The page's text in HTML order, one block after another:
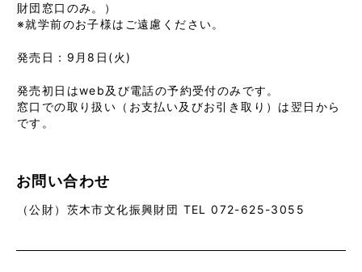
財団窓口のみ。）
※就学前のお子様はご遠慮ください。
発売日：9月8日(火)
発売初日はweb及び電話の予約受付のみです。
窓口での取り扱い（お支払い及びお引き取り）は翌日から
です。
お問い合わせ
（公財）茨木市文化振興財団 TEL 072-625-3055